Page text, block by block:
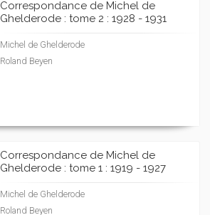
Correspondance de Michel de
Ghelderode : tome 2 : 1928 - 1931
Michel de Ghelderode
Roland Beyen
Correspondance de Michel de
Ghelderode : tome 1 : 1919 - 1927
Michel de Ghelderode
Roland Beyen